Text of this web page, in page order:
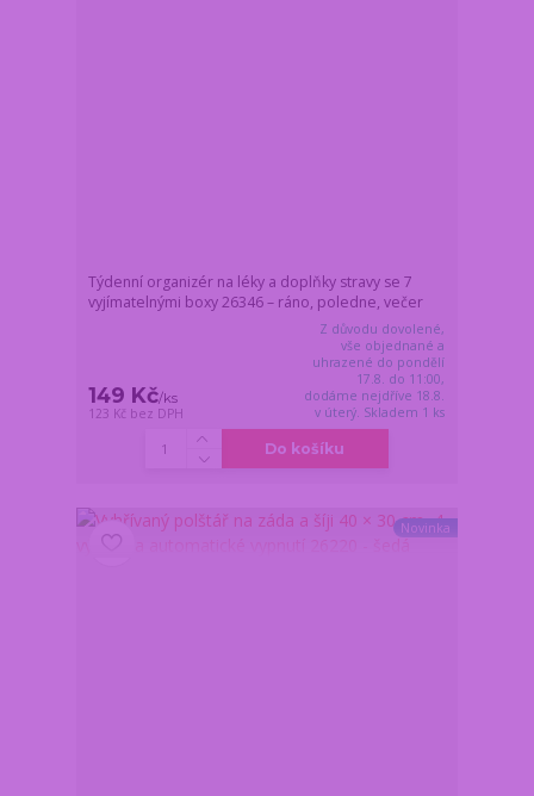
Týdenní organizér na léky a doplňky stravy se 7
vyjímatelnými boxy 26346 – ráno, poledne, večer
149 Kč/ks
123 Kč bez DPH
Z důvodu dovolené,
vše objednané a
uhrazené do pondělí
17.8. do 11:00,
dodáme nejdříve 18.8.
v úterý. Skladem 1 ks
Do košíku
Novinka